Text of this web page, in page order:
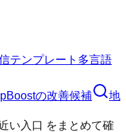
テンプレート 多言語
の改善候補
地
い入口 をまとめて確